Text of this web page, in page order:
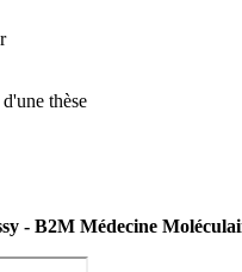
thèse
- B2M Médecine